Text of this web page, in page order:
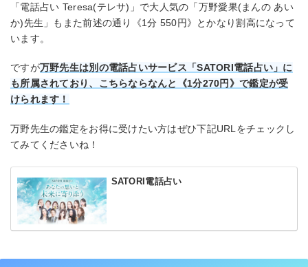
「電話占い Teresa(テレサ)」で大人気の「万野愛果(まんの あい
か)先生」もまた前述の通り《1分 550円》とかなり割高になって
います。
ですが万野先生は別の電話占いサービス「SATORI電話占い」に
も所属されており、こちらならなんと《1分270円》で鑑定が受
けられます！
万野先生の鑑定をお得に受けたい方はぜひ下記URLをチェックし
てみてくださいね！
SATORI電話占い